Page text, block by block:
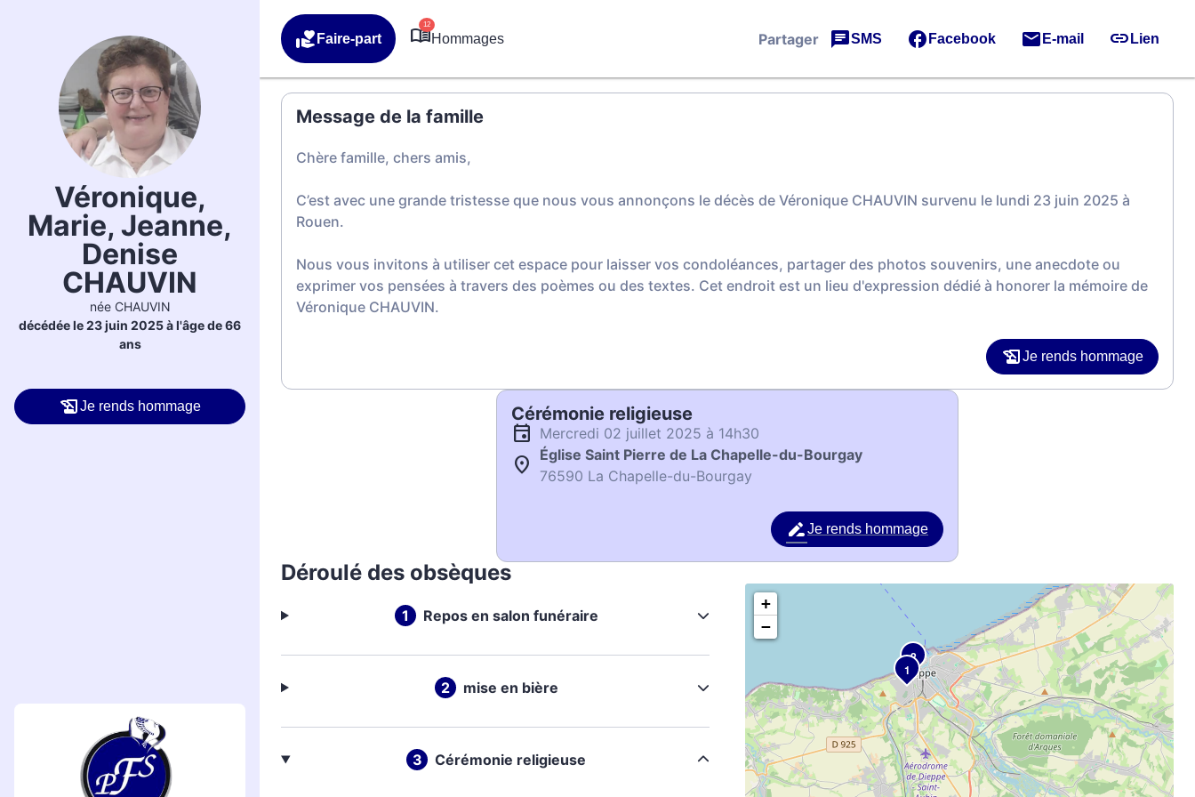
Véronique,
Marie, Jeanne,
Denise
CHAUVIN
née CHAUVIN
décédée le 23 juin 2025 à l'âge de 66
ans
Je rends hommage
Faire-part
12
Hommages Partager SMS Facebook E-mail Lien
Message de la famille
Chère famille, chers amis,
C’est avec une grande tristesse que nous vous annonçons le décès de Véronique CHAUVIN survenu le lundi 23 juin 2025 à
Rouen.
Nous vous invitons à utiliser cet espace pour laisser vos condoléances, partager des photos souvenirs, une anecdote ou
exprimer vos pensées à travers des poèmes ou des textes. Cet endroit est un lieu d'expression dédié à honorer la mémoire de
Véronique CHAUVIN.
Je rends hommage
Cérémonie religieuse
mercredi 02 juillet 2025 à 14h30
Église Saint Pierre de La Chapelle-du-Bourgay
76590 La Chapelle-du-Bourgay
Je rends hommage
Déroulé des obsèques
Repos en salon funéraire
mise en bière
Cérémonie religieuse
1
2
+
−